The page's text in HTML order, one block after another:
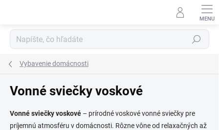
Hľadať
Vybavenie domácnosti
Vonné sviečky voskové
Vonné sviečky voskové – prírodné voskové vonné sviečky pre
príjemnú atmosféru v domácnosti. Rôzne vône od relaxačných až